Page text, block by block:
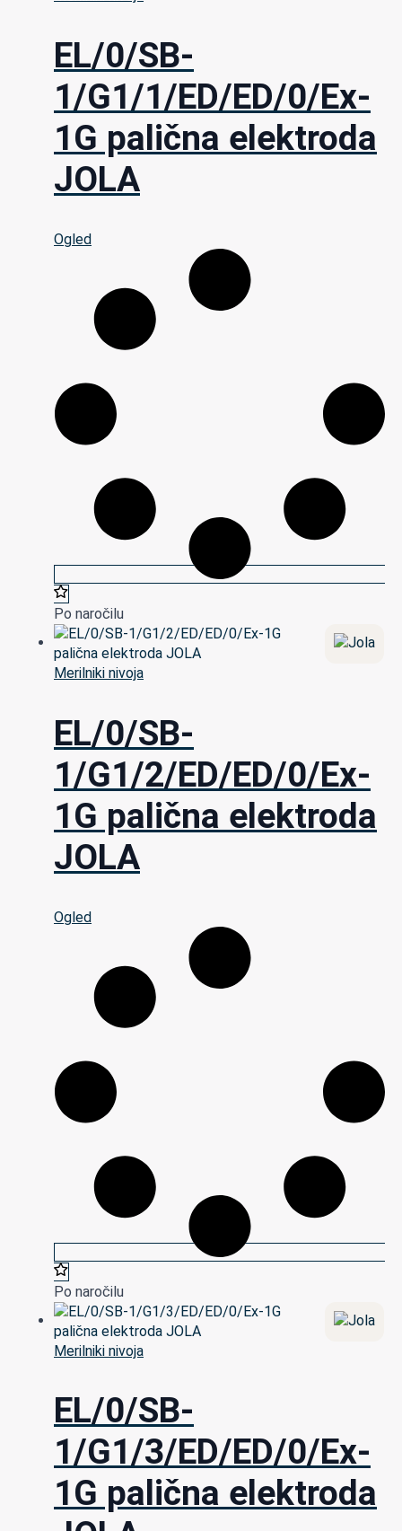
EL/0/SB-
1/G1/1/ED/ED/0/Ex-
1G palična elektroda
JOLA
Ogled
Po naročilu
Merilniki nivoja
EL/0/SB-
1/G1/2/ED/ED/0/Ex-
1G palična elektroda
JOLA
Ogled
Po naročilu
Merilniki nivoja
EL/0/SB-
1/G1/3/ED/ED/0/Ex-
1G palična elektroda